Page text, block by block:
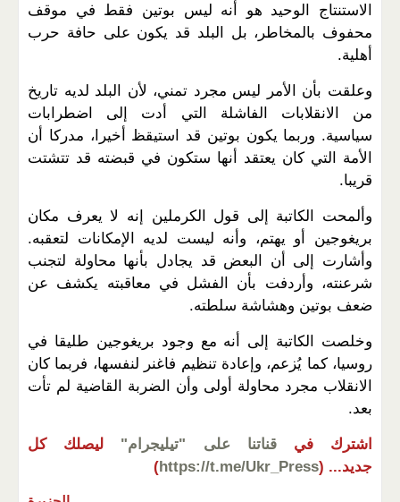
الاستنتاج الوحيد هو أنه ليس بوتين فقط في موقف
محفوف بالمخاطر، بل البلد قد يكون على حافة حرب
أهلية.
وعلقت بأن الأمر ليس مجرد تمني، لأن البلد لديه تاريخ
من الانقلابات الفاشلة التي أدت إلى اضطرابات
سياسية. وربما يكون بوتين قد استيقظ أخيرا، مدركا أن
الأمة التي كان يعتقد أنها ستكون في قبضته قد تتشتت
قريبا.
وألمحت الكاتبة إلى قول الكرملين إنه لا يعرف مكان
بريغوجين أو يهتم، وأنه ليست لديه الإمكانات لتعقبه.
وأشارت إلى أن البعض قد يجادل بأنها محاولة لتجنب
شرعنته، وأردفت بأن الفشل في معاقبته يكشف عن
ضعف بوتين وهشاشة سلطته.
وخلصت الكاتبة إلى أنه مع وجود بريغوجين طليقا في
روسيا، كما يُزعم، وإعادة تنظيم فاغنر لنفسها، فربما كان
الانقلاب مجرد محاولة أولى وأن الضربة القاضية لم تأت
بعد.
اشترك في قناتنا على "تيليجرام"
ليصلك كل
جديد... (
https://t.me/Ukr_Press
)